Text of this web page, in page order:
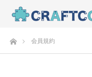
ホーム会員規約